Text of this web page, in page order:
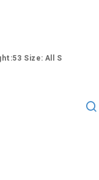
Size: All S